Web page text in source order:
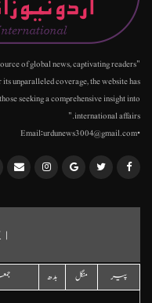
of global news, captivating readers
unparalleled coverage, the website has
seeking a comprehensive insight into
international affairs."
•Email:urdunews3004@gmail.com
پیر منگل بدھ